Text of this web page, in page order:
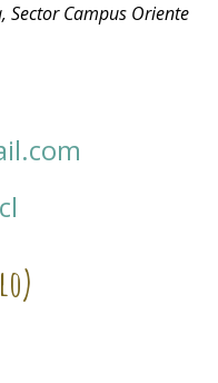
Sector Campus Oriente